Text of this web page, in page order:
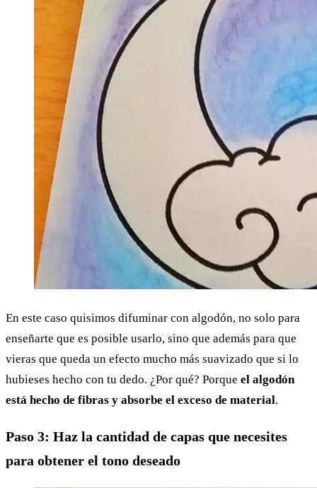
En este caso quisimos difuminar con algodón, no solo para
enseñarte que es posible usarlo, sino que además para que
vieras que queda un efecto mucho más suavizado que si lo
hubieses hecho con tu dedo. ¿Por qué? Porque el algodón
está hecho de fibras y absorbe el exceso de material.
Paso 3: Haz la cantidad de capas que necesites
para obtener el tono deseado